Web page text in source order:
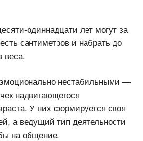
одиннадцати лет могут за
сантиметров и набрать до
веса.
эмоционально нестабильными —
надвигающегося
У них формируется своя
а ведущий тип деятельности
на общение.